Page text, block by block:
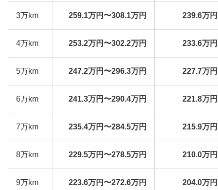
3万km 259.1万円〜308.1万円 239.6万
4万km 253.2万円〜302.2万円 233.6万
5万km 247.2万円〜296.3万円 227.7万
6万km 241.3万円〜290.4万円 221.8万
7万km 235.4万円〜284.5万円 215.9万
8万km 229.5万円〜278.5万円 210.0万
9万km 223.6万円〜272.6万円 204.0万